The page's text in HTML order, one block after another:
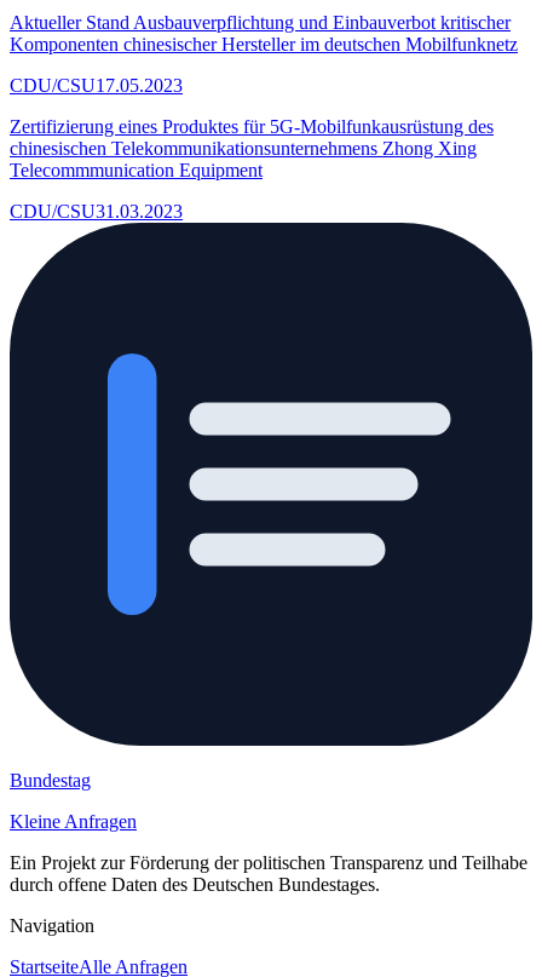
Aktueller Stand Ausbauverpflichtung und Einbauverbot kritischer
Komponenten chinesischer Hersteller im deutschen Mobilfunknetz
CDU/CSU17.05.2023
Zertifizierung eines Produktes für 5G-Mobilfunkausrüstung des
chinesischen Telekommunikationsunternehmens Zhong Xing
Telecommmunication Equipment
CDU/CSU31.03.2023
Bundestag
Kleine Anfragen
Ein Projekt zur Förderung der politischen Transparenz und Teilhabe
durch offene Daten des Deutschen Bundestages.
Navigation
StartseiteAlle Anfragen